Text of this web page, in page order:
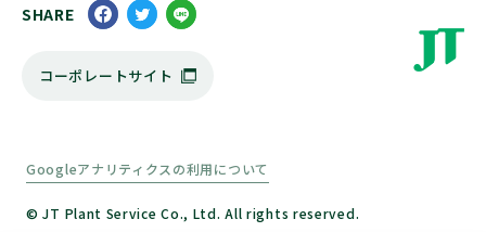
© JT Plant Service Co., Ltd. All rights reserved.
Googleアナリティクスの利用について
SHARE
コーポレートサイト